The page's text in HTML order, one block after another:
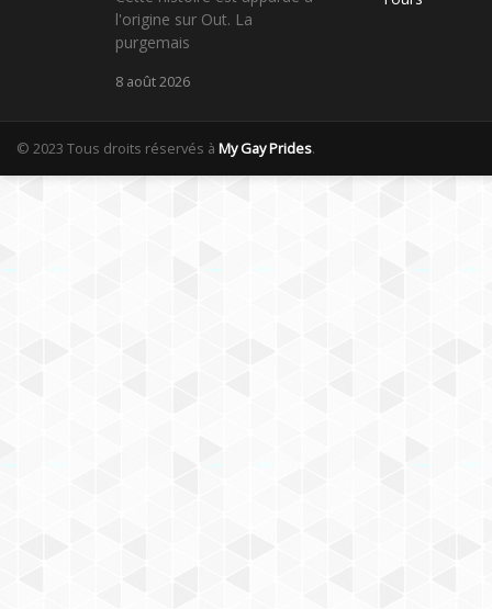
l'origine sur Out. La
purgemais
8 août 2026
© 2023 Tous droits réservés à My Gay Prides.